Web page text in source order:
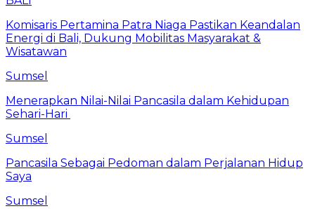
Komisaris Pertamina Patra Niaga Pastikan Keandalan
Energi di Bali, Dukung Mobilitas Masyarakat &
Wisatawan
Sumsel
Menerapkan Nilai-Nilai Pancasila dalam Kehidupan
Sehari-Hari
Sumsel
Pancasila Sebagai Pedoman dalam Perjalanan Hidup
Saya
Sumsel